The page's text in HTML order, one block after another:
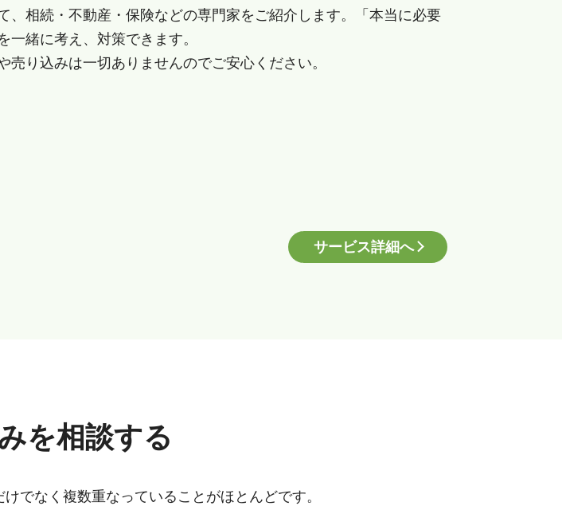
、相続・不動産・保険などの専門家をご紹介します。「本当に必要
一緒に考え、対策できます。
売り込みは一切ありませんのでご安心ください。
サービス詳細へ
を相談する
でなく複数重なっていることがほとんどです。